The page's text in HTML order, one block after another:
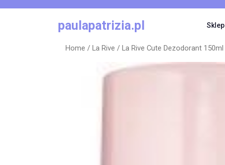
paulapatrizia.pl Sklep
Home / La Rive / La Rive Cute Dezodorant 150ml